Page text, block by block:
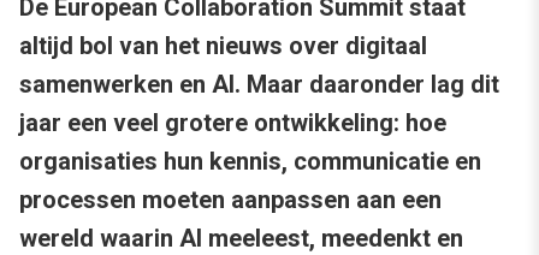
De European Collaboration Summit staat
altijd bol van het nieuws over digitaal
samenwerken en AI. Maar daaronder lag dit
jaar een veel grotere ontwikkeling: hoe
organisaties hun kennis, communicatie en
processen moeten aanpassen aan een
wereld waarin AI meeleest, meedenkt en